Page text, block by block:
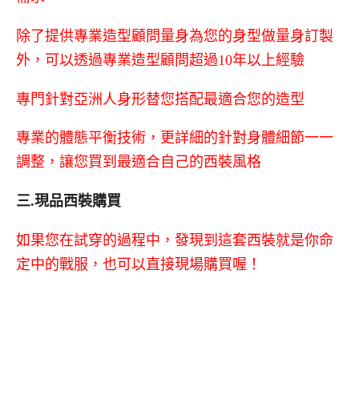
除了提供專業造型顧問量身為您的身型做量身訂製
外，可以透過專業造型顧問超過10年以上經驗
專門針對亞洲人身形替您搭配最適合您的造型
專業的體態平衡技術，更詳細的針對身體細節一一
調整，讓您買到最適合自己的西裝風格
三.現品西裝購買
如果您在試穿的過程中，發現到這套西裝就是你命
定中的戰服，也可以直接現場購買喔！